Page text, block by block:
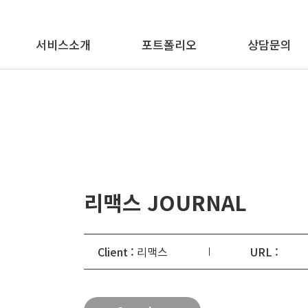
서비스소개 포트폴리오 상담문의
리맥스 JOURNAL
Client : 리맥스 URL :